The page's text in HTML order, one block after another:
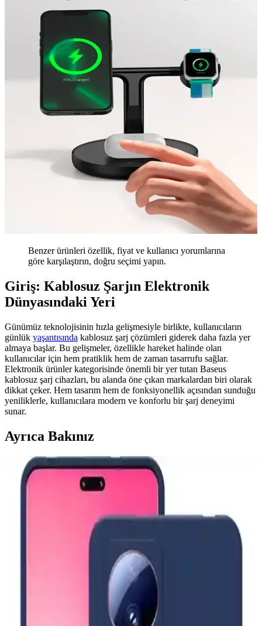
Benzer ürünleri özellik, fiyat ve kullanıcı yorumlarına
göre karşılaştırın, doğru seçimi yapın.
Giriş: Kablosuz Şarjın Elektronik
Dünyasındaki Yeri
Günümüz teknolojisinin hızla gelişmesiyle birlikte, kullanıcıların
günlük yaşantısında kablosuz şarj çözümleri giderek daha fazla yer
almaya başlar. Bu gelişmeler, özellikle hareket halinde olan
kullanıcılar için hem pratiklik hem de zaman tasarrufu sağlar.
Elektronik ürünler kategorisinde önemli bir yer tutan Baseus
kablosuz şarj cihazları, bu alanda öne çıkan markalardan biri olarak
dikkat çeker. Hem tasarım hem de fonksiyonellik açısından sunduğu
yeniliklerle, kullanıcılara modern ve konforlu bir şarj deneyimi
sunar.
Ayrıca Bakınız
Aksesuar Marka Bileklik Kıyaslaması: Samsung
Galaxy Modelleri ve Güncel Trendler
aksesuarlar hakkında detaylı kıyaslama ve trendler, dayanıklılık,
tasarım ve fonksiyonellik açısından bilgiler içerir.
Kadın Çantası ve Teknolojik Entegrasyonun Güncel
Durumu ve Gelecek Trendleri
Kadın çantaları ve teknolojik ürünlerin entegrasyonu, pratiklik ve
estetik açısından yeni olanaklar sunuyor. Gelecekte akıllı özellikler
ve malzeme teknolojileriyle gelişmeler bekleniyor.